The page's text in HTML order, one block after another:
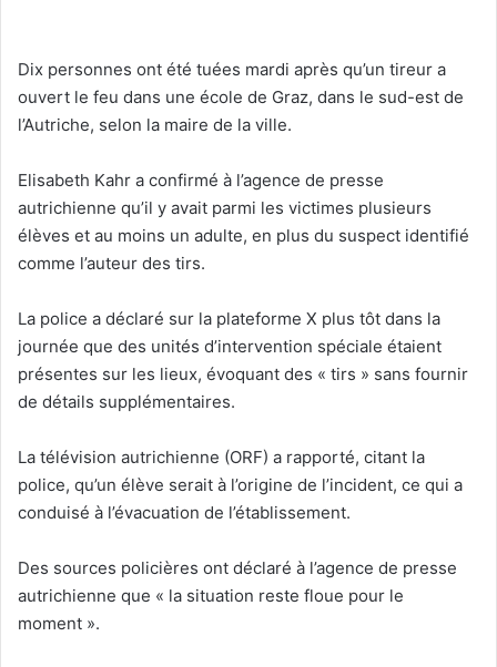
Dix personnes ont été tuées mardi après qu’un tireur a
ouvert le feu dans une école de Graz, dans le sud-est de
l’Autriche, selon la maire de la ville.
Elisabeth Kahr a confirmé à l’agence de presse
autrichienne qu’il y avait parmi les victimes plusieurs
élèves et au moins un adulte, en plus du suspect identifié
comme l’auteur des tirs.
La police a déclaré sur la plateforme X plus tôt dans la
journée que des unités d’intervention spéciale étaient
présentes sur les lieux, évoquant des « tirs » sans fournir
de détails supplémentaires.
La télévision autrichienne (ORF) a rapporté, citant la
police, qu’un élève serait à l’origine de l’incident, ce qui a
conduisé à l’évacuation de l’établissement.
Des sources policières ont déclaré à l’agence de presse
autrichienne que « la situation reste floue pour le
moment ».